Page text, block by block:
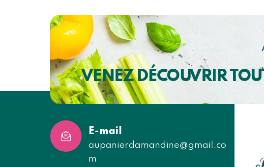
VENEZ DÉCOUVRIR
E-mail
aupanierdamandine@gmail.co
m